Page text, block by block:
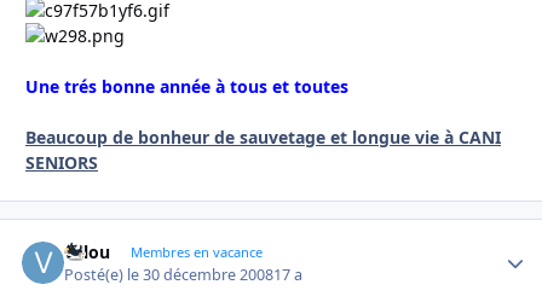
Une trés bonne année à tous et toutes
Beaucoup de bonheur de sauvetage et longue vie à CANI
SENIORS
valou Membres en vacance
Posté(e) le 30 décembre 200817 a